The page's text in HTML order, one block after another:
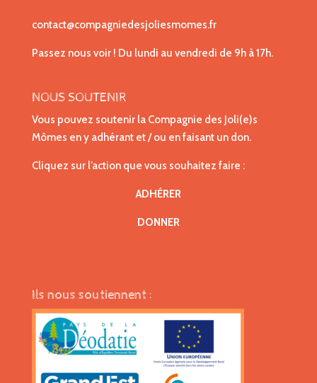
contact@compagniedesjoliesmomes.fr
Passez nous voir ! Du lundi au vendredi de 9h à 17h.
NOUS SOUTENIR
Vous pouvez soutenir la Compagnie des Joli(e)s
Mômes en y adhérant et / ou en faisant un don.
Cliquez sur l’action que vous souhaitez faire :
ADHÉRER
DONNER
Ils nous soutiennent :